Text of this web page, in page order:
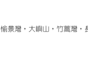
愉景灣，大嶼山，竹蒿灣，